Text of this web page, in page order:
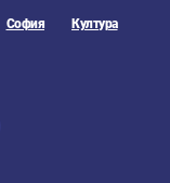
София Култура